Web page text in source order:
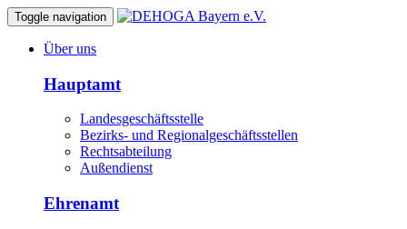
Toggle navigation
Über uns
Hauptamt
Landesgeschäftsstelle
Bezirks- und Regionalgeschäftsstellen
Rechtsabteilung
Außendienst
Ehrenamt